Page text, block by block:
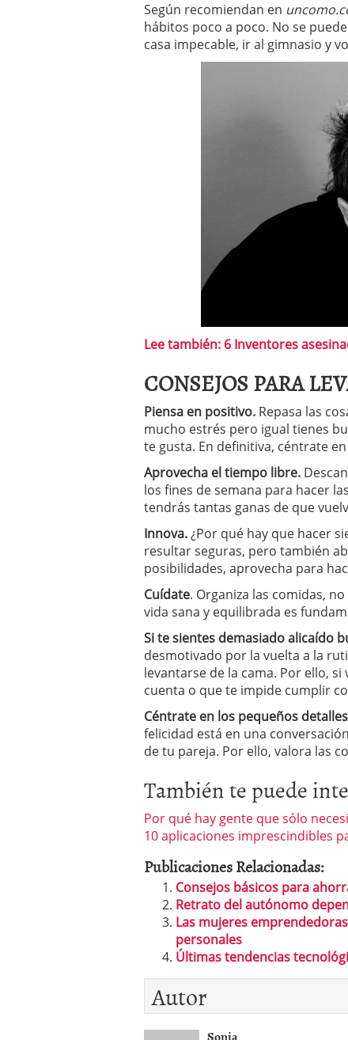
Según recomiendan en
hábitos poco a poco. No se
casa impecable, ir al gimnasio y
Lee también: 6 Inventores
CONSEJOS PARA
Piensa en positivo. Repasa las
mucho estrés pero igual tienes
te gusta. En definitiva, céntrate
Aprovecha el tiempo libre.
los fines de semana para hacer
tendrás tantas ganas de que
Innova.¿Por qué hay que hacer
resultar seguras, pero también
posibilidades, aprovecha para
Cuídate. Organiza las comidas,
vida sana y equilibrada es
Si te sientes demasiado alicaído
desmotivado por la vuelta a la
levantarse de la cama. Por ello,
cuenta o que te impide cumplir
Céntrate en los pequeños
felicidad está en una
de tu pareja. Por ello, valora las
También te puede
Por qué hay gente que sólo
10 aplicaciones imprescindibles
Publicaciones Relacionadas:
Consejos básicos para
Retrato del autónomo
Las mujeres
personales
Últimas tendencias
Autor
Sonia